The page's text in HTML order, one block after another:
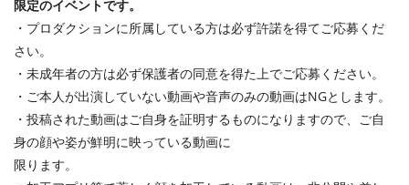
限定のイベントです。
・プロダクションに所属している⽅は必ず許諾を得てご応募くだ
さい。
・未成年者の⽅は必ず保護者の同意を得た上でご応募ください。
・ご本⼈が出演していない動画や⾳声のみの動画はNGとします。
・投稿された動画はご⾃⾝を証明するものになりますので、ご⾃
⾝の顔や姿が鮮明に映っている動画に
限ります。